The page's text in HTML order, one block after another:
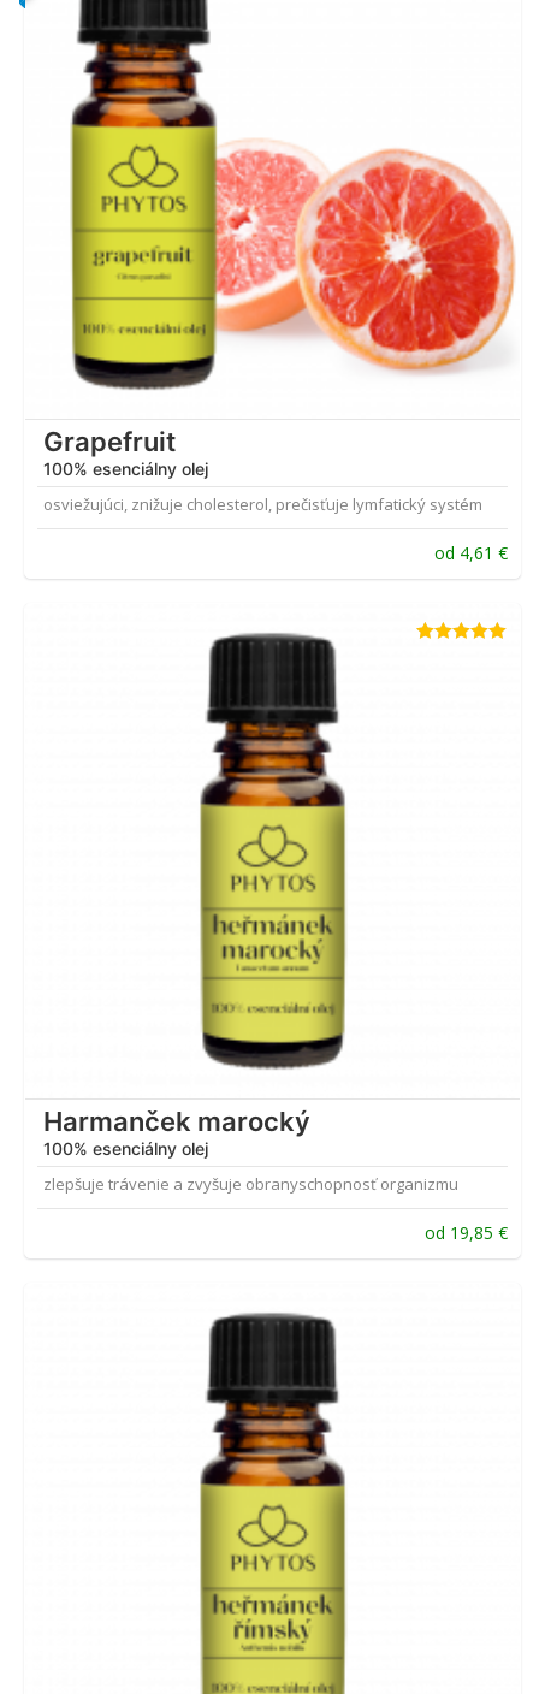
Grapefruit
100% esenciálny olej
osviežujúci, znižuje cholesterol, prečisťuje lymfatický systém
od 4,61 €
Harmanček marocký
100% esenciálny olej
zlepšuje trávenie a zvyšuje obranyschopnosť organizmu
od 19,85 €